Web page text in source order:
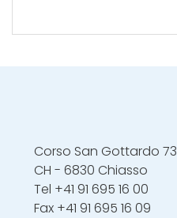
Corso San Gottardo 73
CH - 6830 Chiasso
Tel +41 91 695 16 00
Fax +41 91 695 16 09